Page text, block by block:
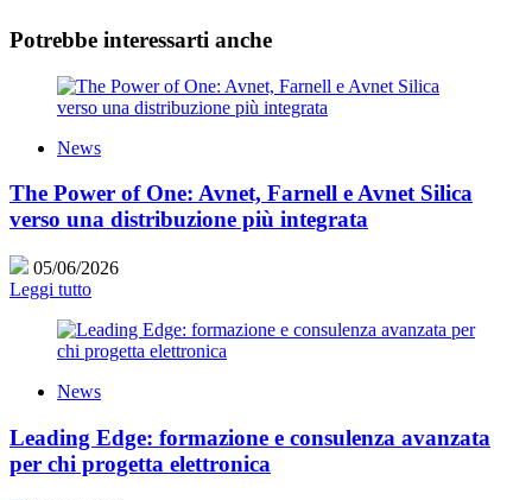
Potrebbe interessarti anche
News
The Power of One: Avnet, Farnell e Avnet Silica
verso una distribuzione più integrata
05/06/2026
Leggi tutto
News
Leading Edge: formazione e consulenza avanzata
per chi progetta elettronica